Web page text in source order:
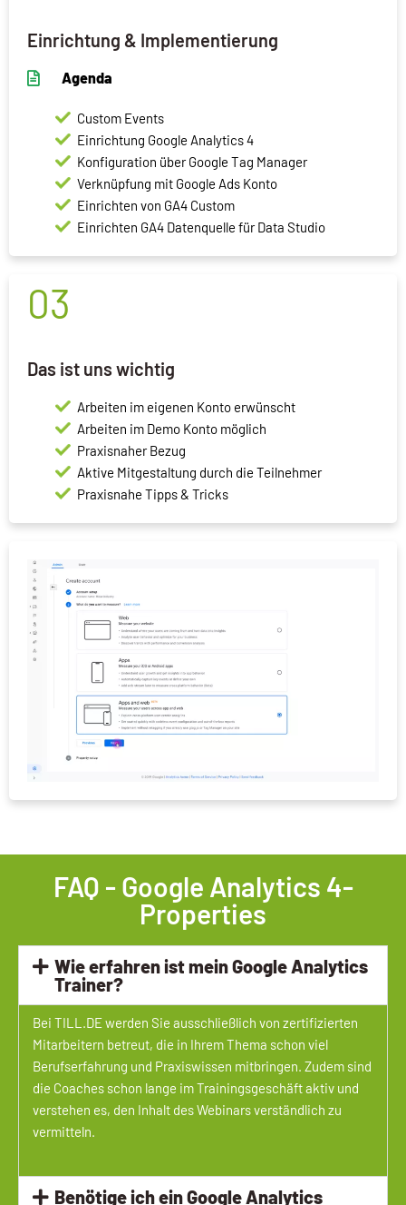
Einrichtung & Implementierung
Agenda
Custom Events
Einrichtung Google Analytics 4
Konfiguration über Google Tag Manager
Verknüpfung mit Google Ads Konto
Einrichten von GA4 Custom
Einrichten GA4 Datenquelle für Data Studio
03
Das ist uns wichtig
Arbeiten im eigenen Konto erwünscht
Arbeiten im Demo Konto möglich
Praxisnaher Bezug
Aktive Mitgestaltung durch die Teilnehmer
Praxisnahe Tipps & Tricks
FAQ - Google Analytics 4-
Properties
Wie erfahren ist mein Google Analytics
Trainer?
Bei TILL.DE werden Sie ausschließlich von zertifizierten
Mitarbeitern betreut, die in Ihrem Thema schon viel
Berufserfahrung und Praxiswissen mitbringen. Zudem sind
die Coaches schon lange im Trainingsgeschäft aktiv und
verstehen es, den Inhalt des Webinars verständlich zu
vermitteln.
Benötige ich ein Google Analytics